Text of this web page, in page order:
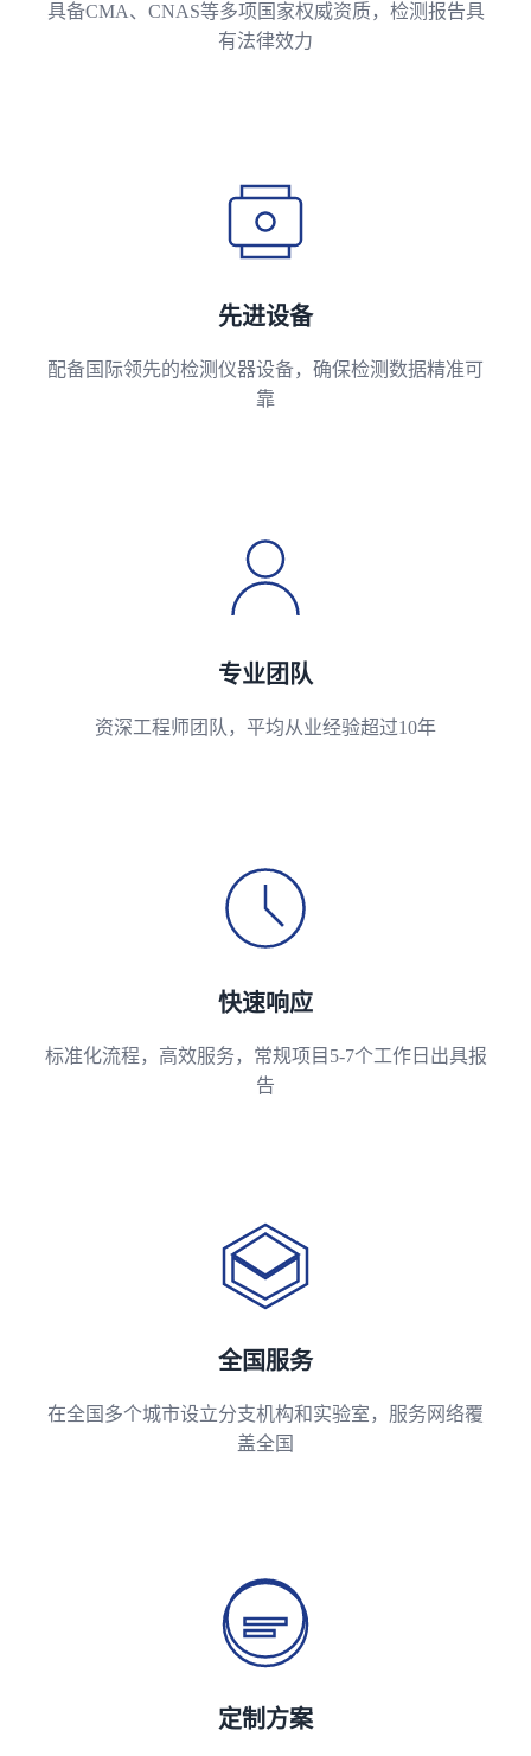
具备CMA、CNAS等多项国家权威资质，检测报告具
有法律效力
先进设备
配备国际领先的检测仪器设备，确保检测数据精准可
靠
专业团队
资深工程师团队，平均从业经验超过10年
快速响应
标准化流程，高效服务，常规项目5-7个工作日出具报
告
全国服务
在全国多个城市设立分支机构和实验室，服务网络覆
盖全国
定制方案